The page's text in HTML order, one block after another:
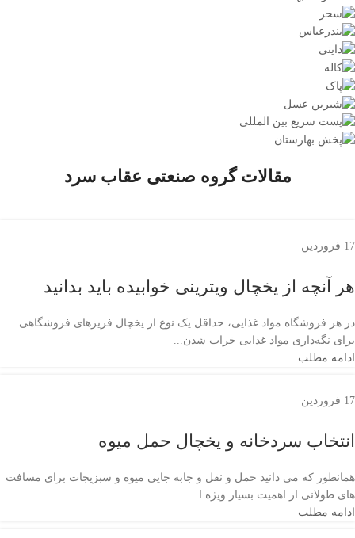
مقالات گروه صنعتی عقاب سرد
17 فروردین
هر آنچه از یخچال ویترینی خوابیده باید بدانید
در هر فروشگاه مواد غذایی‌، حداقل یک نوع از یخچال‌ فریزهای فروشگاهی
برای نگه‌داری مواد غذایی خراب شدن...
ادامه مطلب
17 فروردین
انتخاب سردخانه و یخچال حمل میوه
همانطور که می دانید حمل و نقل و جابه جایی میوه و سبزیجات برای مسافت
های طولانی از اهمیت بسیار ویژه ا...
ادامه مطلب